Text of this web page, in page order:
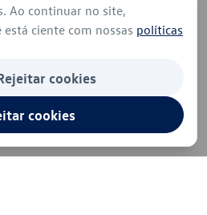
Ao continuar no site,
ciente com nossas políticas
cookies
cookies